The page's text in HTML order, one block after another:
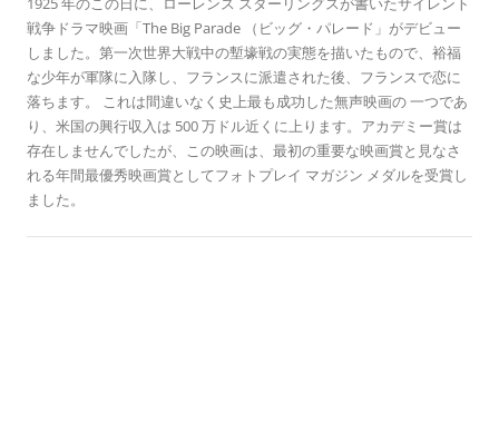
戦争ドラマ映画「The Big Parade （ビッグ・パレード」がデビュー
しました。第一次世界大戦中の塹壕戦の実態を描いたもので、裕福
な少年が軍隊に入隊し、フランスに派遣された後、フランスで恋に
落ちます。 これは間違いなく史上最も成功した無声映画の 一つであ
り、米国の興行収入は 500 万ドル近くに上ります。アカデミー賞は
存在しませんでしたが、この映画は、最初の重要な映画賞と見なさ
れる年間最優秀映画賞としてフォトプレイ マガジン メダルを受賞し
ました。